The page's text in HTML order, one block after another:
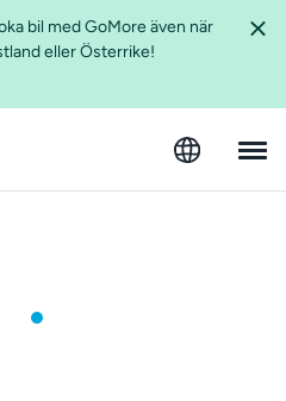
bil med GoMore även när
eller Österrike!